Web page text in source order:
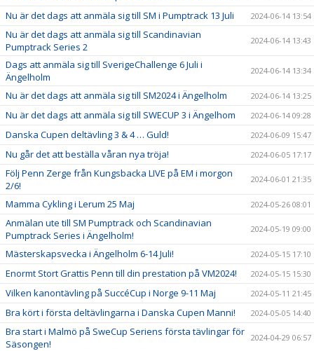
Nu är det dags att anmäla sig till SM i Pumptrack 13 Juli 2024-06-14 13:54
Nu är det dags att anmäla sig till Scandinavian
Pumptrack Series 2
2024-06-14 13:43
Dags att anmäla sig till SverigeChallenge 6 Juli i
Ängelholm
2024-06-14 13:34
Nu är det dags att anmäla sig till SM2024 i Ängelholm 2024-06-14 13:25
Nu är det dags att anmäla sig till SWECUP 3 i Ängelhom 2024-06-14 09:28
Danska Cupen deltävling 3 & 4 … Guld! 2024-06-09 15:47
Nu går det att beställa våran nya tröja! 2024-06-05 17:17
Följ Penn Zerge från Kungsbacka LIVE på EM i morgon
2/6!
2024-06-01 21:35
Mamma Cykling i Lerum 25 Maj 2024-05-26 08:01
Anmälan ute till SM Pumptrack och Scandinavian
Pumptrack Series i Ängelholm!
2024-05-19 09:00
Mästerskapsvecka i Ängelholm 6-14 Juli! 2024-05-15 17:10
Enormt Stort Grattis Penn till din prestation på VM2024! 2024-05-15 15:30
Vilken kanontävling på SuccéCup i Norge 9-11 Maj 2024-05-11 21:45
Bra kört i första deltävlingarna i Danska Cupen Manni! 2024-05-05 14:40
Bra start i Malmö på SweCup Seriens första tävlingar för
Säsongen!
2024-04-29 06:57